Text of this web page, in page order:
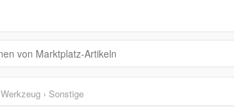
Werkzeug › Sonstige